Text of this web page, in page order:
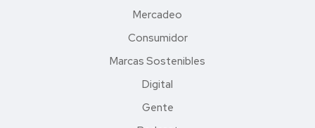
Mercadeo
Consumidor
Marcas Sostenibles
Digital
Gente